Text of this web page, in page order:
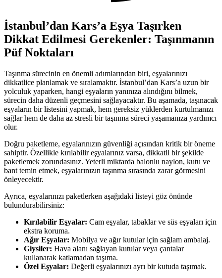
İstanbul’dan Kars’a Eşya Taşırken
Dikkat Edilmesi Gerekenler: Taşınmanın
Püf Noktaları
Taşınma sürecinin en önemli adımlarından biri, eşyalarınızı
dikkatlice planlamak ve sıralamaktır. İstanbul’dan Kars’a uzun bir
yolculuk yaparken, hangi eşyaların yanınıza alındığını bilmek,
sürecin daha düzenli geçmesini sağlayacaktır. Bu aşamada, taşınacak
eşyaların bir listesini yapmak, hem gereksiz yüklerden kurtulmanızı
sağlar hem de daha az stresli bir taşınma süreci yaşamanıza yardımcı
olur.
Doğru paketleme, eşyalarınızın güvenliği açısından kritik bir öneme
sahiptir. Özellikle kırılabilir eşyalarınız varsa, dikkatli bir şekilde
paketlemek zorundasınız. Yeterli miktarda balonlu naylon, kutu ve
bant temin etmek, eşyalarınızın taşınma sırasında zarar görmesini
önleyecektir.
Ayrıca, eşyalarınızı paketlerken aşağıdaki listeyi göz önünde
bulundurabilirsiniz:
Kırılabilir Eşyalar: Cam eşyalar, tabaklar ve süs eşyaları için
ekstra koruma.
Ağır Eşyalar: Mobilya ve ağır kutular için sağlam ambalaj.
Giysiler: Hava alanı sağlayan kutular veya çantalar
kullanarak katlamadan taşıma.
Özel Eşyalar: Değerli eşyalarınızı ayrı bir kutuda taşımak.